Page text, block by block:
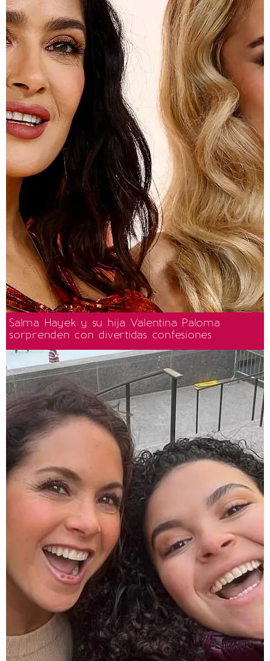
Salma Hayek y su hija Valentina Paloma
sorprenden con divertidas confesiones